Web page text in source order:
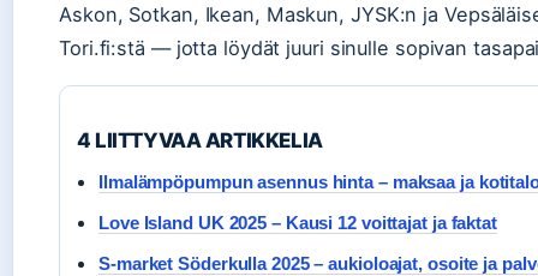
Askon, Sotkan, Ikean, Maskun, JYSK:n ja
Tori.fi:stä — jotta löydät juuri sinulle sopivan
4 LIITTYVAA ARTIKKELIA
Ilmalämpöpumpun asennus hinta – maksaa ja
Love Island UK 2025 – Kausi 12 voittajat ja faktat
S-market Söderkulla 2025 – aukioloajat, osoite ja